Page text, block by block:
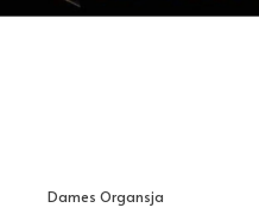
Dames Organsja